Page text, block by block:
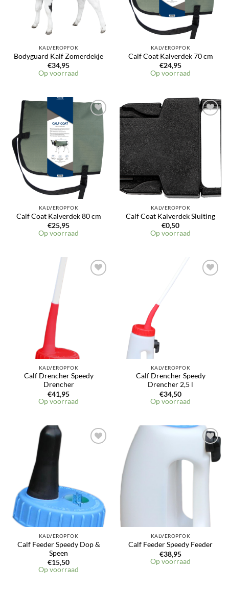
KALVEROPFOK
Bodyguard Kalf Zomerdekje
€34,95
Op voorraad
KALVEROPFOK
Calf Coat Kalverdek 70 cm
€24,95
Op voorraad
KALVEROPFOK
Calf Coat Kalverdek 80 cm
€25,95
Op voorraad
KALVEROPFOK
Calf Coat Kalverdek Sluiting
€0,50
Op voorraad
KALVEROPFOK
Calf Drencher Speedy
Drencher
€41,95
Op voorraad
KALVEROPFOK
Calf Drencher Speedy
Drencher 2,5 l
€34,50
Op voorraad
KALVEROPFOK
Calf Feeder Speedy Dop &
Speen
€15,50
Op voorraad
KALVEROPFOK
Calf Feeder Speedy Feeder
€38,95
Op voorraad